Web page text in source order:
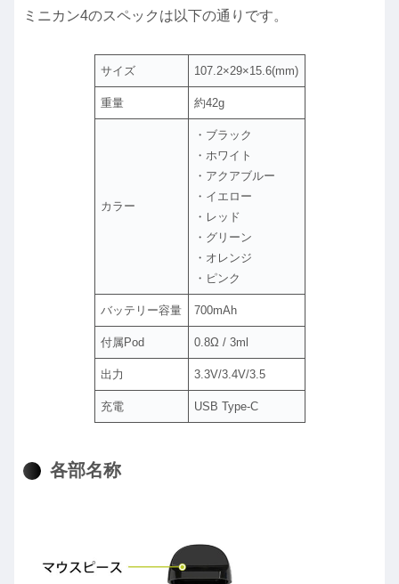
ミニカン4のスペックは以下の通りです。
サイズ 107.2×29×15.6(mm)
重量 約42g
カラー
・ブラック
・ホワイト
・アクアブルー
・イエロー
・レッド
・グリーン
・オレンジ
・ピンク
バッテリー容量 700mAh
付属Pod 0.8Ω / 3ml
出力 3.3V/3.4V/3.5
充電 USB Type-C
各部名称